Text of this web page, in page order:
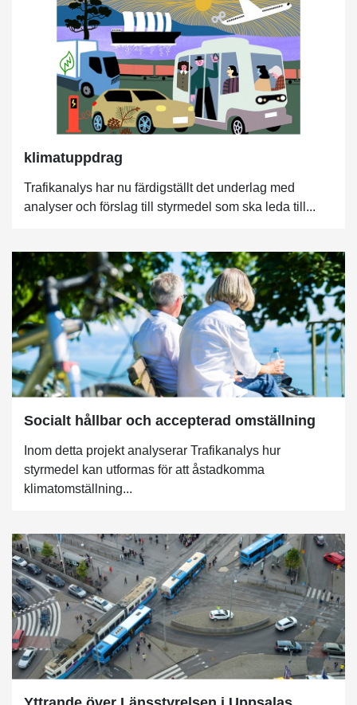
klimatuppdrag
Trafikanalys har nu färdigställt det underlag med
analyser och förslag till styrmedel som ska leda till...
Socialt hållbar och accepterad omställning
Inom detta projekt analyserar Trafikanalys hur
styrmedel kan utformas för att åstadkomma
klimatomställning...